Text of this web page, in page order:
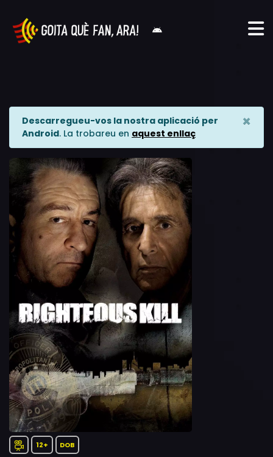
Descarregueu-vos la nostra aplicació per
Android. La trobareu en aquest enllaç
×
12+ DOB